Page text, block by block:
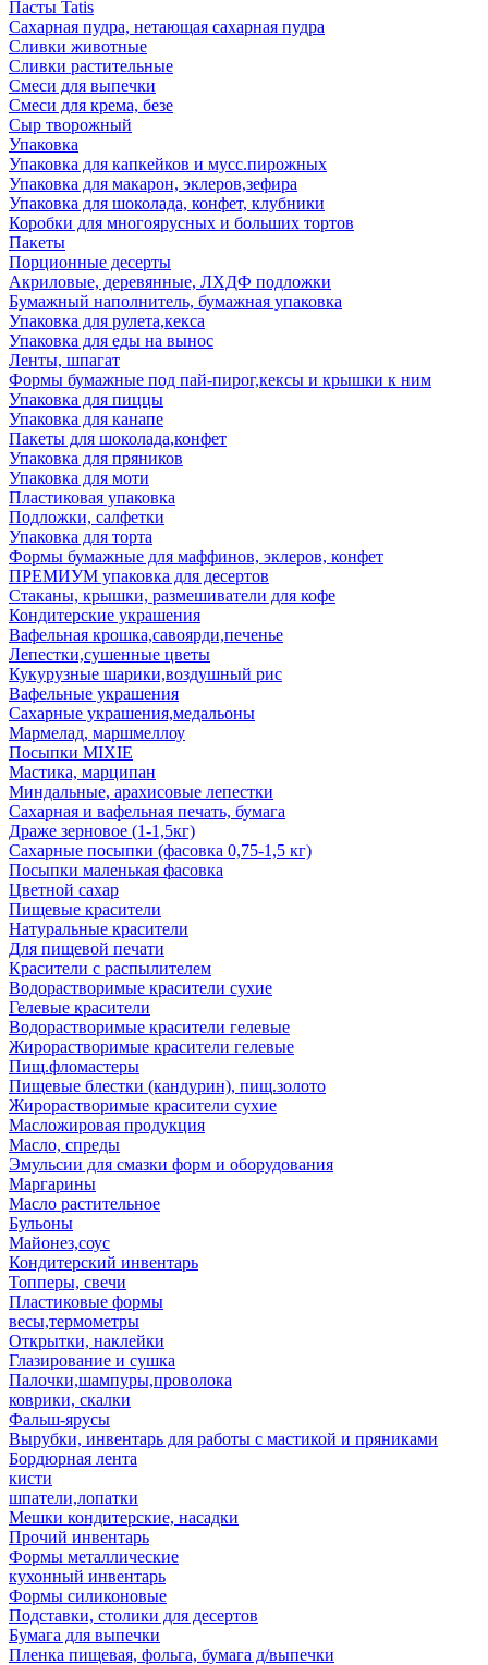
Пасты Tatis
Сахарная пудра, нетающая сахарная пудра
Сливки животные
Сливки растительные
Смеси для выпечки
Смеси для крема, безе
Сыр творожный
Упаковка
Упаковка для капкейков и мусс.пирожных
Упаковка для макарон, эклеров,зефира
Упаковка для шоколада, конфет, клубники
Коробки для многоярусных и больших тортов
Пакеты
Порционные десерты
Акриловые, деревянные, ЛХДФ подложки
Бумажный наполнитель, бумажная упаковка
Упаковка для рулета,кекса
Упаковка для еды на вынос
Ленты, шпагат
Формы бумажные под пай-пирог,кексы и крышки к ним
Упаковка для пиццы
Упаковка для канапе
Пакеты для шоколада,конфет
Упаковка для пряников
Упаковка для моти
Пластиковая упаковка
Подложки, салфетки
Упаковка для торта
Формы бумажные для маффинов, эклеров, конфет
ПРЕМИУМ упаковка для десертов
Стаканы, крышки, размешиватели для кофе
Кондитерские украшения
Вафельная крошка,савоярди,печенье
Лепестки,сушенные цветы
Кукурузные шарики,воздушный рис
Вафельные украшения
Сахарные украшения,медальоны
Мармелад, маршмеллоу
Посыпки MIXIE
Мастика, марципан
Миндальные, арахисовые лепестки
Сахарная и вафельная печать, бумага
Драже зерновое (1-1,5кг)
Сахарные посыпки (фасовка 0,75-1,5 кг)
Посыпки маленькая фасовка
Цветной сахар
Пищевые красители
Натуральные красители
Для пищевой печати
Красители с распылителем
Водорастворимые красители сухие
Гелевые красители
Водорастворимые красители гелевые
Жирорастворимые красители гелевые
Пищ.фломастеры
Пищевые блестки (кандурин), пищ.золото
Жирорастворимые красители сухие
Масложировая продукция
Масло, спреды
Эмульсии для смазки форм и оборудования
Маргарины
Масло растительное
Бульоны
Майонез,соус
Кондитерский инвентарь
Топперы, свечи
Пластиковые формы
весы,термометры
Открытки, наклейки
Глазирование и сушка
Палочки,шампуры,проволока
коврики, скалки
Фальш-ярусы
Вырубки, инвентарь для работы с мастикой и пряниками
Бордюрная лента
кисти
шпатели,лопатки
Мешки кондитерские, насадки
Прочий инвентарь
Формы металлические
кухонный инвентарь
Формы силиконовые
Подставки, столики для десертов
Бумага для выпечки
Пленка пищевая, фольга, бумага д/выпечки